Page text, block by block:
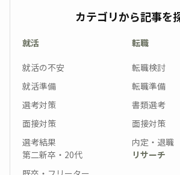
カテゴリから記事を
就活
就活の不安
就活準備
選考対策
面接対策
選考結果
転職
転職検討
転職準備
書類選考
面接対策
内定・退職
第二新卒・20代
リサーチ